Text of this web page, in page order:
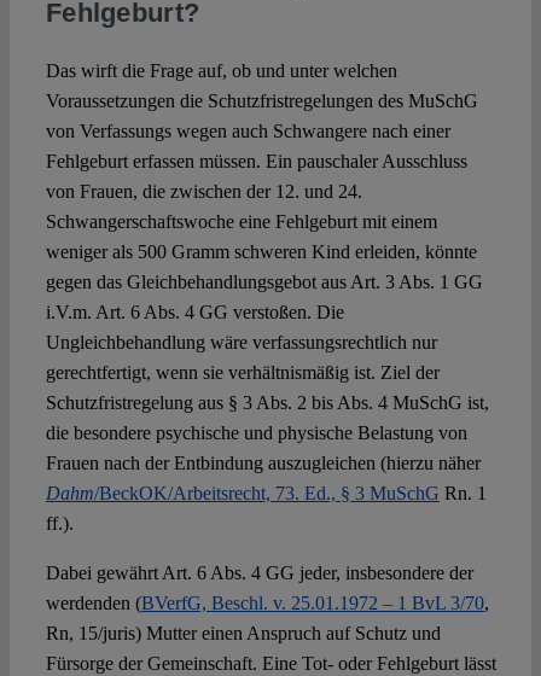
Fehlgeburt?
Das wirft die Frage auf, ob und unter welchen
Voraussetzungen die Schutzfristregelungen des MuSchG
von Verfassungs wegen auch Schwangere nach einer
Fehlgeburt erfassen müssen. Ein pauschaler Ausschluss
von Frauen, die zwischen der 12. und 24.
Schwangerschaftswoche eine Fehlgeburt mit einem
weniger als 500 Gramm schweren Kind erleiden, könnte
gegen das Gleichbehandlungsgebot aus Art. 3 Abs. 1 GG
i.V.m. Art. 6 Abs. 4 GG verstoßen. Die
Ungleichbehandlung wäre verfassungsrechtlich nur
gerechtfertigt, wenn sie verhältnismäßig ist. Ziel der
Schutzfristregelung aus § 3 Abs. 2 bis Abs. 4 MuSchG ist,
die besondere psychische und physische Belastung von
Frauen nach der Entbindung auszugleichen (hierzu näher
Dahm/BeckOK/Arbeitsrecht, 73. Ed., § 3 MuSchG Rn. 1
ff.).
Dabei gewährt Art. 6 Abs. 4 GG jeder, insbesondere der
werdenden (BVerfG, Beschl. v. 25.01.1972 – 1 BvL 3/70,
Rn, 15/juris) Mutter einen Anspruch auf Schutz und
Fürsorge der Gemeinschaft. Eine Tot- oder Fehlgeburt lässt